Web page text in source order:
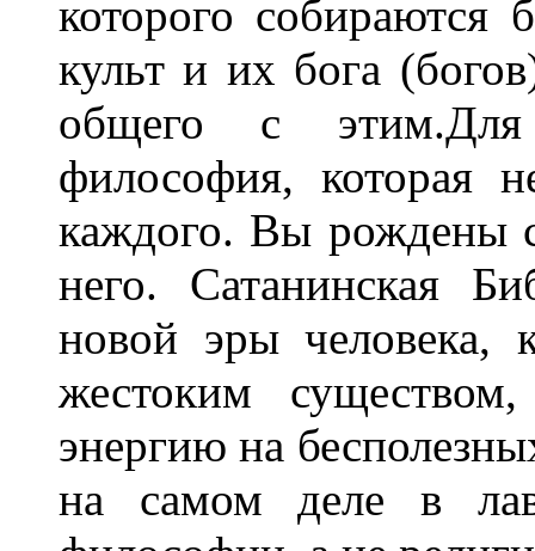
которого собираются
культ и их бога
общего с этим.
философия, которая
каждого. Вы рождены
него. Сатанинская
новой эры человека,
жестоким
энергию на
на самом деле в